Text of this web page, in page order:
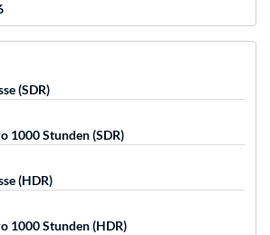
(SDR)
1000 Stunden (SDR)
(HDR)
1000 Stunden (HDR)